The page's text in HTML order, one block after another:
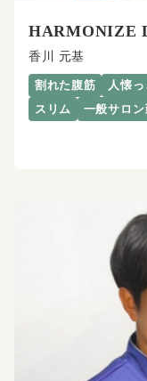
HARMONIZE
香川 元基
割れた腹筋 人懐
スリム
一般サロ